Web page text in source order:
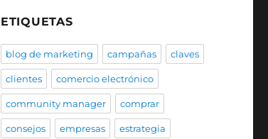
ETIQUETAS
blog de marketing campañas claves
clientes comercio electrónico
community manager comprar
consejos empresas estrategia